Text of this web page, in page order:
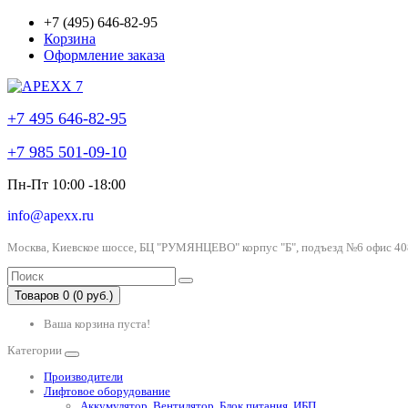
+7 (495) 646-82-95
Корзина
Оформление заказа
+7 495 646-82-95
+7 985 501-09-10
Пн-Пт 10:00 -18:00
info@apexx.ru
Москва, Киевское шоссе, БЦ "РУМЯНЦЕВО" корпус "Б", подъезд №6 офис
Товаров 0 (0 руб.)
Ваша корзина пуста!
Категории
Производители
Лифтовое оборудование